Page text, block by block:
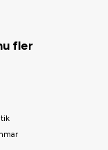
fler